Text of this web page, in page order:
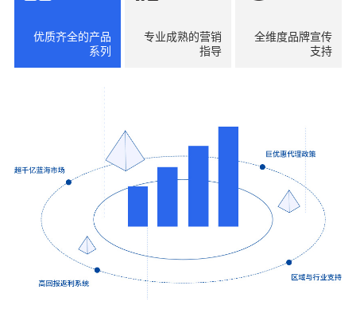
优质齐全的产品
系列
专业成熟的营销
指导
全维度品牌宣传
支持